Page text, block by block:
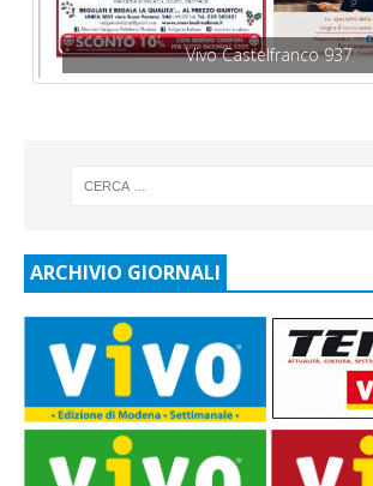
Vivo Castelfranco 937
ARCHIVIO GIORNALI